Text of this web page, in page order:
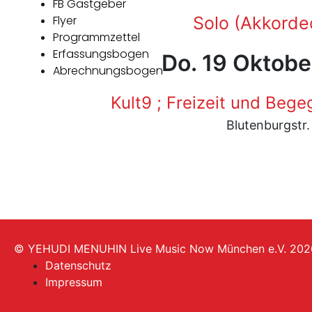
FB Gastgeber
Flyer
Programmzettel
Erfassungsbogen
Abrechnungsbogen
Solo
Do. 19
Kult9 ; Freizeit und
© YEHUDI MENUHIN Live Music Now München e.V.
Datenschutz
Impressum